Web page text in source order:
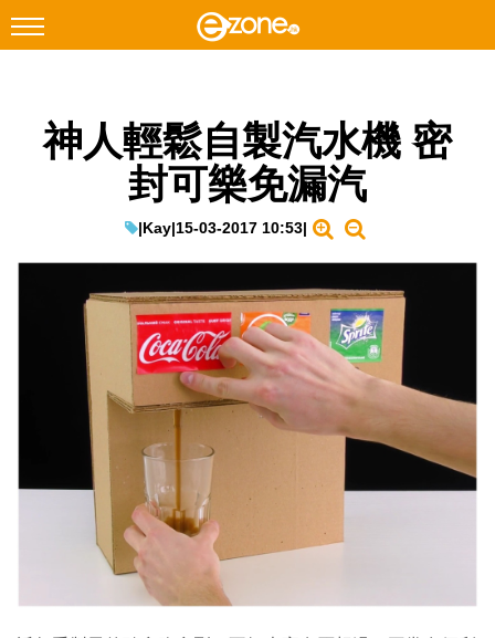
Facebook Instagram
遊戲動漫
生成式AI與雲端應用
Enterprise Digital Transformation
神人輕鬆自製汽水機 密
封可樂免漏汽
|Kay|15-03-2017 10:53|